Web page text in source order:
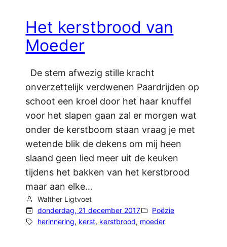
Het kerstbrood van
Moeder
De stem afwezig stille kracht
onverzettelijk verdwenen Paardrijden op
schoot een kroel door het haar knuffel
voor het slapen gaan zal er morgen wat
onder de kerstboom staan vraag je met
wetende blik de dekens om mij heen
slaand geen lied meer uit de keuken
tijdens het bakken van het kerstbrood
maar aan elke…
Walther Ligtvoet
donderdag, 21 december 2017
Poëzie
herinnering, kerst, kerstbrood, moeder